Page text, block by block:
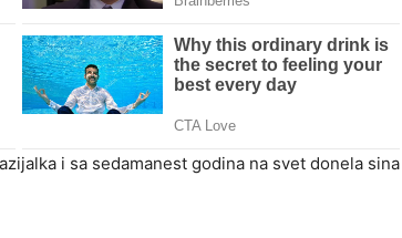
i sa sedamanest godina na svet donela sina